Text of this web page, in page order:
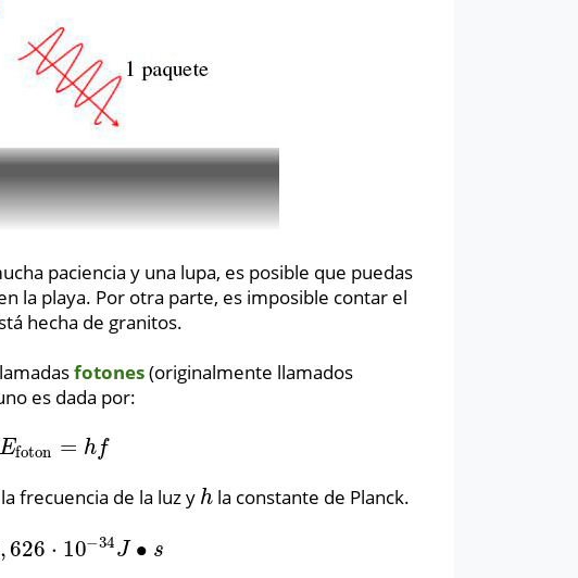
paciencia y una lupa, es posible que puedas
la playa. Por otra parte, es imposible contar el
hecha de granitos.
fotones(originalmente llamados
es dada por:
Efoton = h f
Efoton =hf
frecuencia de la luz y h
hla constante de Planck.
,626 ⋅ 10−34J ∙ s
⋅10 − 34J∙s